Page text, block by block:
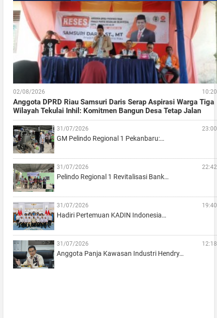
02/08/2026 10:20
Anggota DPRD Riau Samsuri Daris Serap Aspirasi Warga Tiga
Wilayah Tekulai Inhil: Komitmen Bangun Desa Tetap Jalan
31/07/2026 23:00
GM Pelindo Regional 1 Pekanbaru:…
31/07/2026 22:42
Pelindo Regional 1 Revitalisasi Bank…
31/07/2026 19:40
Hadiri Pertemuan KADIN Indonesia…
31/07/2026 12:18
Anggota Panja Kawasan Industri Hendry…